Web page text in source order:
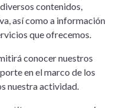
contenidos,
así como a información
que ofrecemos.
conocer nuestros
en el marco de los
nuestra actividad.